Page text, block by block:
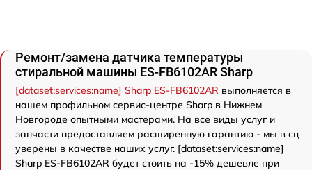
Ремонт/замена датчика температуры
стиральной машины ES-FB6102AR Sharp
[dataset:services:name] Sharp ES-FB6102AR выполняется в
нашем профильном сервис-центре Sharp в Нижнем
Новгороде опытными мастерами. На все виды услуг и
запчасти предоставляем расширенную гарантию - мы в сц
уверены в качестве наших услуг. [dataset:services:name]
Sharp ES-FB6102AR будет стоить на -15% дешевле при